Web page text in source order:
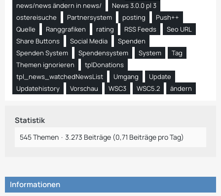
news/news ändern in news/
News 3.0.0 pl 3
ostereisuche
Partnersystem posting
Push++
Quelle
Ranggrafiken rating RSS Feeds
Seo URL
Share Buttons
Social Media
Spenden
Spenden System
Spendensystem System
Tag
Themen ignorieren
tplDonations
tpl_news_watchedNewsList
Umgang
Update
Updatehistory
Vorschau WSC3 WSC5.2 ändern
Statistik
545 Themen 3.273 Beiträge (0,71 Beiträge pro Tag)
Informationen